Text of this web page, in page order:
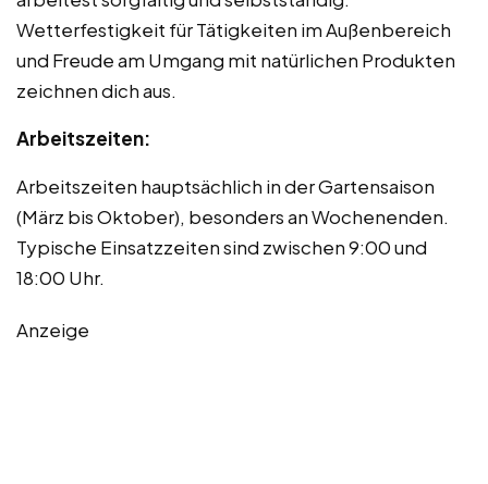
Wetterfestigkeit für Tätigkeiten im Außenbereich
und Freude am Umgang mit natürlichen Produkten
zeichnen dich aus.
Arbeitszeiten:
Arbeitszeiten hauptsächlich in der Gartensaison
(März bis Oktober), besonders an Wochenenden.
Typische Einsatzzeiten sind zwischen 9:00 und
18:00 Uhr.
Anzeige